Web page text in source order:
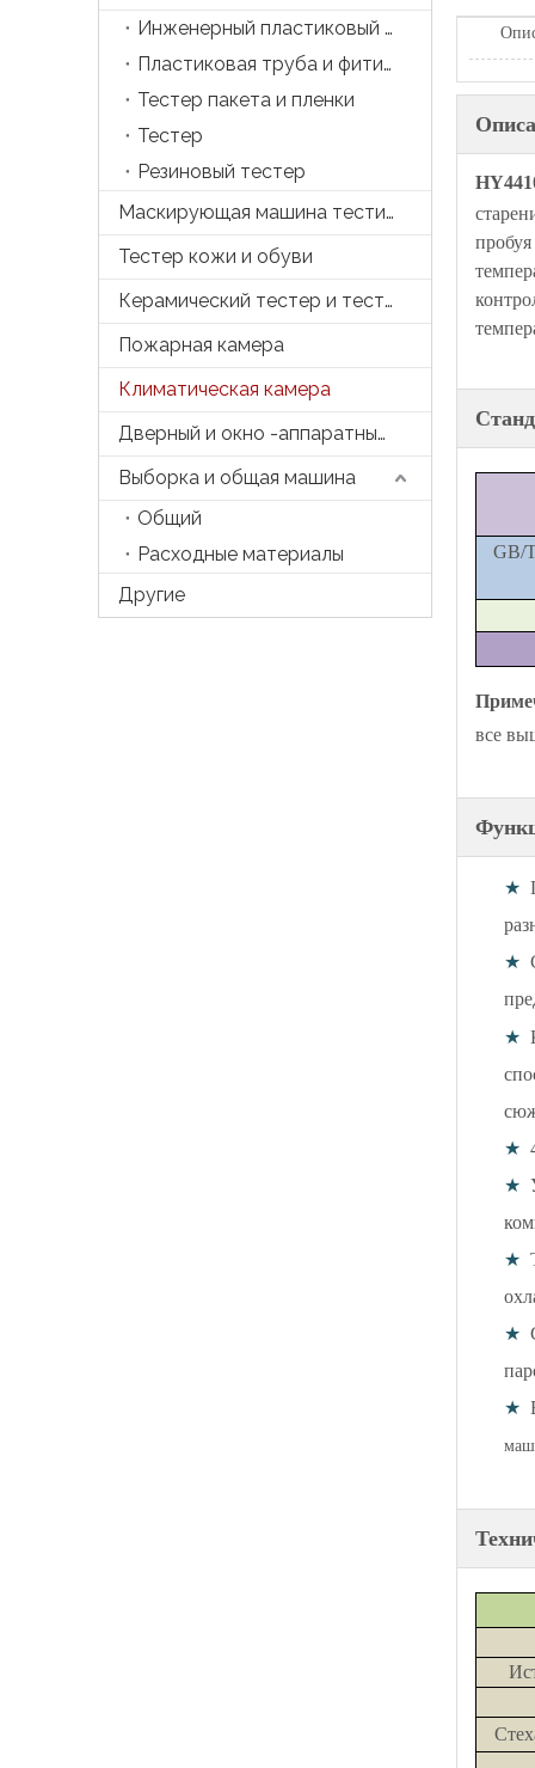
Инженерный пластиковый тестер
Пластиковая труба и фитинга тестер
Тестер пакета и пленки
Тестер
Резиновый тестер
Маскирующая машина тестирования
Тестер кожи и обуви
Керамический тестер и тесто
Пожарная камера
Климатическая камера
Дверный и окно -аппаратный тестер
Выборка и общая машина
Общий
Расходные материалы
Другие
GB/
все
★
★
★
★
★
★
★
★